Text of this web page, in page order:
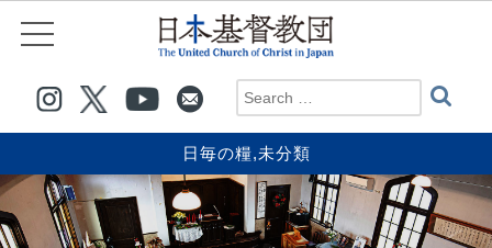
日毎の糧,未分類